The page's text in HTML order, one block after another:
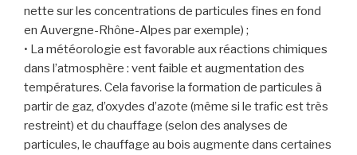
nette sur les concentrations de particules fines en fond
en Auvergne-Rhône-Alpes par exemple) ;
• La météorologie est favorable aux réactions chimiques
dans l’atmosphère : vent faible et augmentation des
températures. Cela favorise la formation de particules à
partir de gaz, d’oxydes d’azote (même si le trafic est très
restreint) et du chauffage (selon des analyses de
particules, le chauffage au bois augmente dans certaines